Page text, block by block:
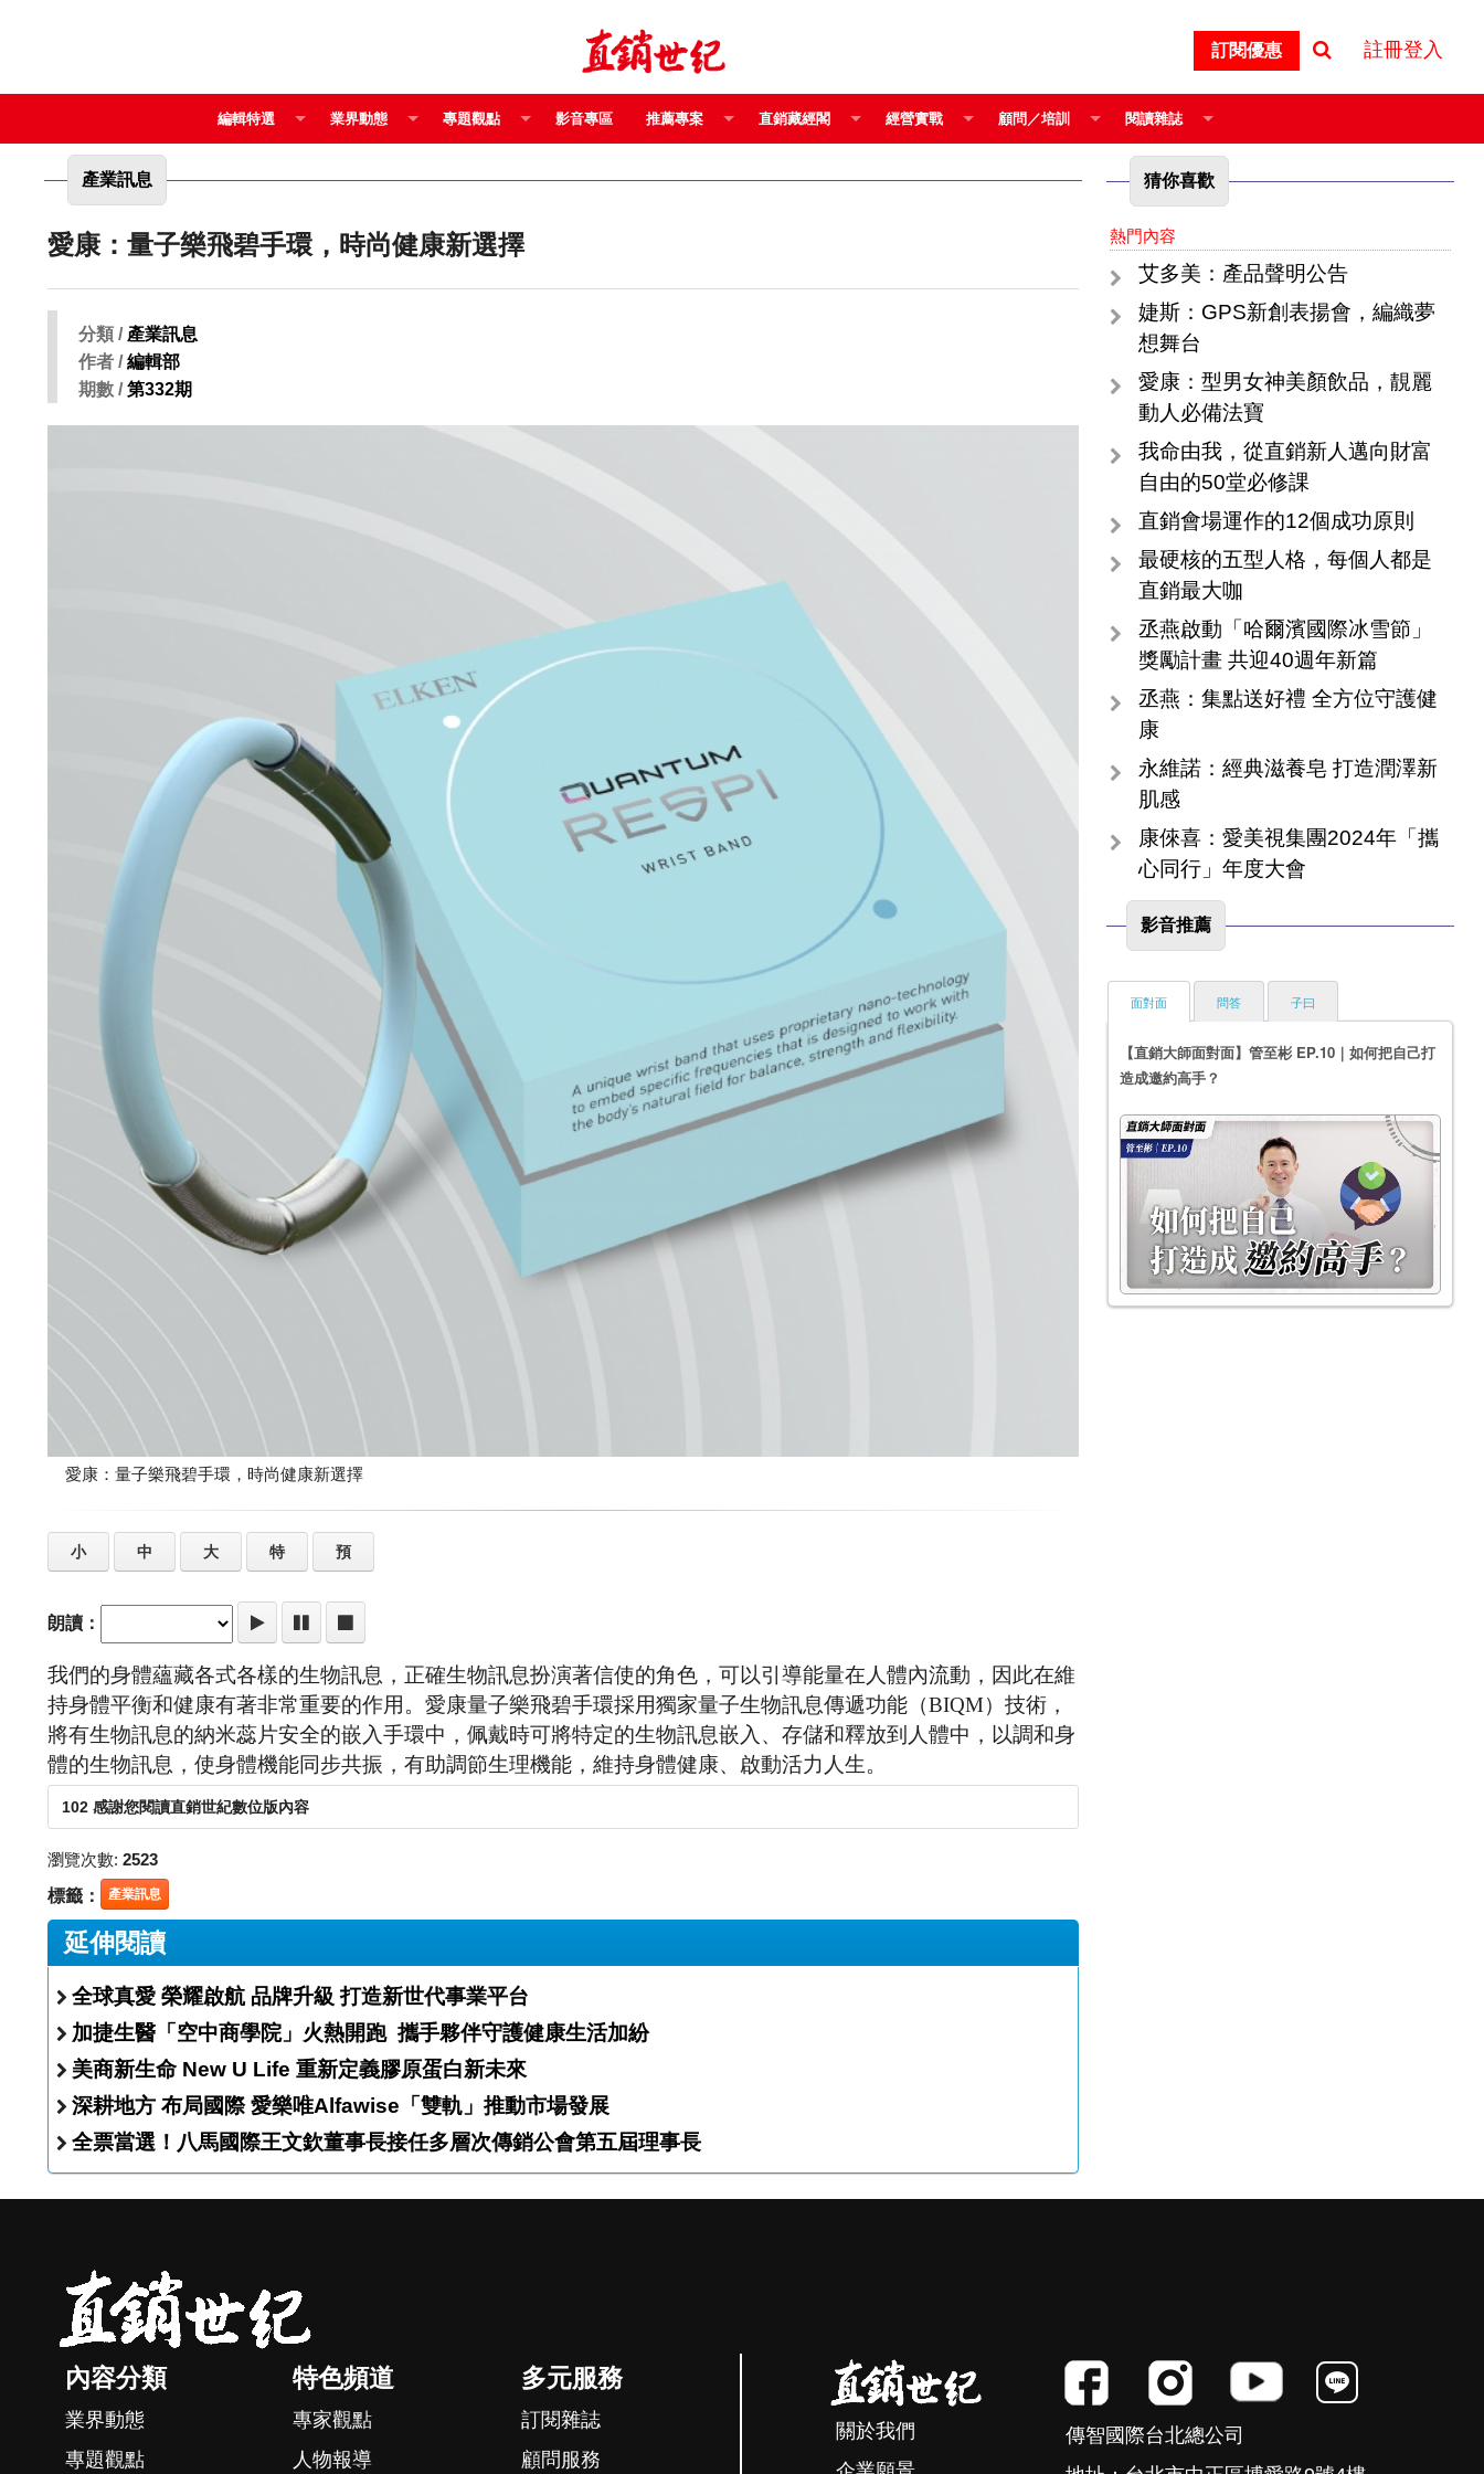
訂閱優惠 註冊登入
編輯特選 業界動態 專題觀點 影音專區 推薦專案 直銷藏經閣 經營實戰 顧問／培訓 閱讀雜誌
產業訊息
愛康：量子樂飛碧手環，時尚健康新選擇
分類 / 產業訊息
作者 /編輯部
期數 /第332期
愛康：量子樂飛碧手環，時尚健康新選擇
小 中 大 特 預
朗讀：
我們的身體蘊藏各式各樣的生物訊息，正確生物訊息扮演著信使的角色，可以引導能量在人體內流動，因此在維
持身體平衡和健康有著非常重要的作用。愛康量子樂飛碧手環採用獨家量子生物訊息傳遞功能（BIQM）技術，
將有生物訊息的納米蕊片安全的嵌入手環中，佩戴時可將特定的生物訊息嵌入、存儲和釋放到人體中，以調和身
體的生物訊息，使身體機能同步共振，有助調節生理機能，維持身體健康、啟動活力人生。
102 感謝您閱讀直銷世紀數位版內容
瀏覽次數: 2523
標籤： 產業訊息
延伸閱讀
全球真愛 榮耀啟航 品牌升級 打造新世代事業平台
加捷生醫「空中商學院」火熱開跑 攜手夥伴守護健康生活加紛
美商新生命 New U Life 重新定義膠原蛋白新未來
深耕地方 布局國際 愛樂唯Alfawise「雙軌」推動市場發展
全票當選！八馬國際王文欽董事長接任多層次傳銷公會第五屆理事長
猜你喜歡
熱門內容
艾多美：產品聲明公告
婕斯：GPS新創表揚會，編織夢
想舞台
愛康：型男女神美顏飲品，靚麗
動人必備法寶
我命由我，從直銷新人邁向財富
自由的50堂必修課
直銷會場運作的12個成功原則
最硬核的五型人格，每個人都是
直銷最大咖
丞燕啟動「哈爾濱國際冰雪節」
獎勵計畫 共迎40週年新篇
丞燕：集點送好禮 全方位守護健
康
永維諾：經典滋養皂 打造潤澤新
肌感
康倈喜：愛美視集團2024年「攜
心同行」年度大會
影音推薦
面對面
【直銷大師面對面】管至彬 EP.10｜如何把自己打
造成邀約高手？
問答 子曰
內容分類
業界動態
專題觀點
特色頻道
專家觀點
人物報導
多元服務
訂閱雜誌
顧問服務
關於我們
傳智國際台北總公司